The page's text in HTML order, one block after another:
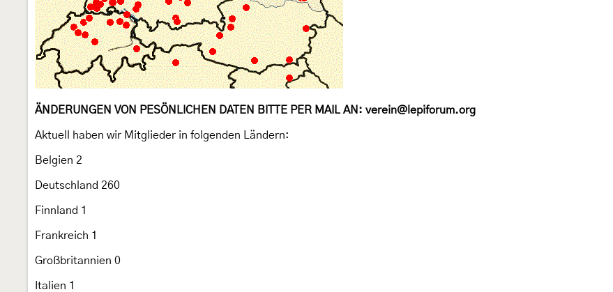
ÄNDERUNGEN VON PESÖNLICHEN DATEN BITTE PER MAIL AN: verein@lepiforum.org
Aktuell haben wir Mitglieder in folgenden Ländern:
Belgien 2
Deutschland 260
Finnland 1
Frankreich 1
Großbritannien 0
Italien 1